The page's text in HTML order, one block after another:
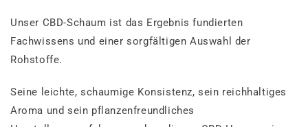
Unser CBD-Schaum ist das Ergebnis fundierten
Fachwissens und einer sorgfältigen Auswahl der
Rohstoffe.
Seine leichte, schaumige Konsistenz, sein reichhaltiges
Aroma und sein pflanzenfreundliches